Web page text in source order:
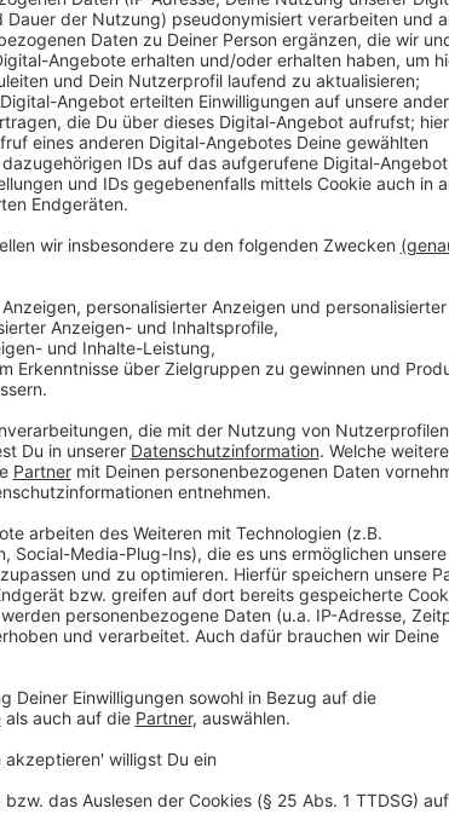
Die neue Brücke ist auf 22,20 Meter verbreitert
man auf 2,50 Meter angepasst, in Richtung Ponttor
verbreitert.
Die alte Hohlkastenbrücke ist durch eine
Anzeige
Sibylle Keupen,
Schwierige Bauzeit der
Anzeige
Sibylle Keupen,
Es hat länger gedauert und
Anzeige
Zuerst sollte die neue Brücke ab letztem